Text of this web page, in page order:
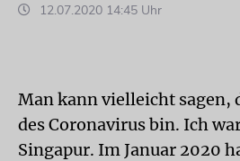
12.07.2020 14:45 Uhr
Man kann vielleicht sagen,
des Coronavirus bin. Ich
Singapur. Im Januar 2020